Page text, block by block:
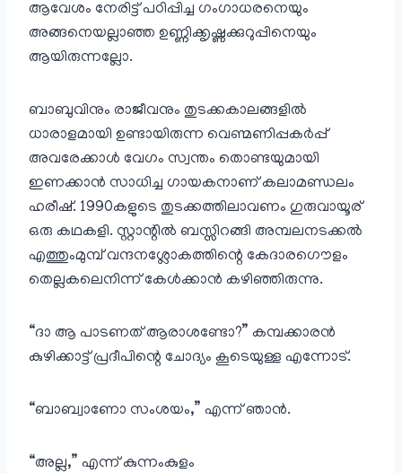
ആവേശം നേരിട്ട് പഠിപ്പിച്ച ഗംഗാധരനെയും
അങ്ങനെയല്ലാഞ്ഞ ഉണ്ണിക്കൃഷ്ണക്കുറുപ്പിനെയും
ആയിരുന്നല്ലോ.
ബാബുവിനും രാജീവനും തുടക്കകാലങ്ങളിൽ
ധാരാളമായി ഉണ്ടായിരുന്ന വെണ്മണിപ്പകർപ്പ്
അവരേക്കാൾ വേഗം സ്വന്തം തൊണ്ടയുമായി
ഇണക്കാൻ സാധിച്ച ഗായകനാണ് കലാമണ്ഡലം
ഹരീഷ്. 1990കളുടെ തുടക്കത്തിലാവണം ഗുരുവായൂര്
ഒരു കഥകളി. സ്റ്റാന്റിൽ ബസ്സിറങ്ങി അമ്പലനടക്കൽ
എത്തുംമുമ്പ് വന്ദനശ്ലോകത്തിന്റെ കേദാരഗൌളം
തെല്ലകലെനിന്ന് കേൾക്കാൻ കഴിഞ്ഞിരുന്നു.
“ദാ ആ പാടണത് ആരാശണ്ടോ?” കമ്പക്കാരൻ
കുഴിക്കാട്ട്‌ പ്രദീപിന്റെ ചോദ്യം കൂടെയുള്ള എന്നോട്.
“ബാബ്വാണോ സംശയം,” എന്ന് ഞാൻ.
“അല്ല,” എന്ന് കുന്നംകുളം